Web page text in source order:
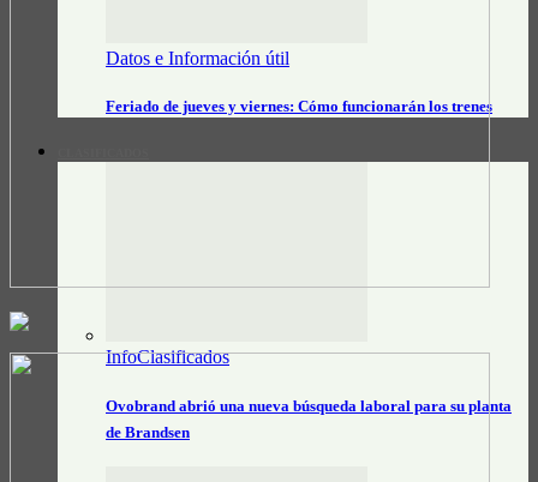
Datos e Información útil
Feriado de jueves y viernes: Cómo funcionarán los trenes
InfoClasificados
Ovobrand abrió una nueva búsqueda laboral para su planta
de Brandsen